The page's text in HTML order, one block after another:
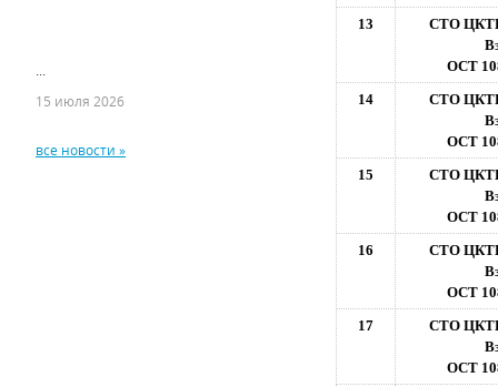
15 июля 2026
все новости »
13
СТО
ОСТ
14
СТО
ОСТ
15
СТО
ОСТ
16
СТО
ОСТ
17
СТО
ОСТ